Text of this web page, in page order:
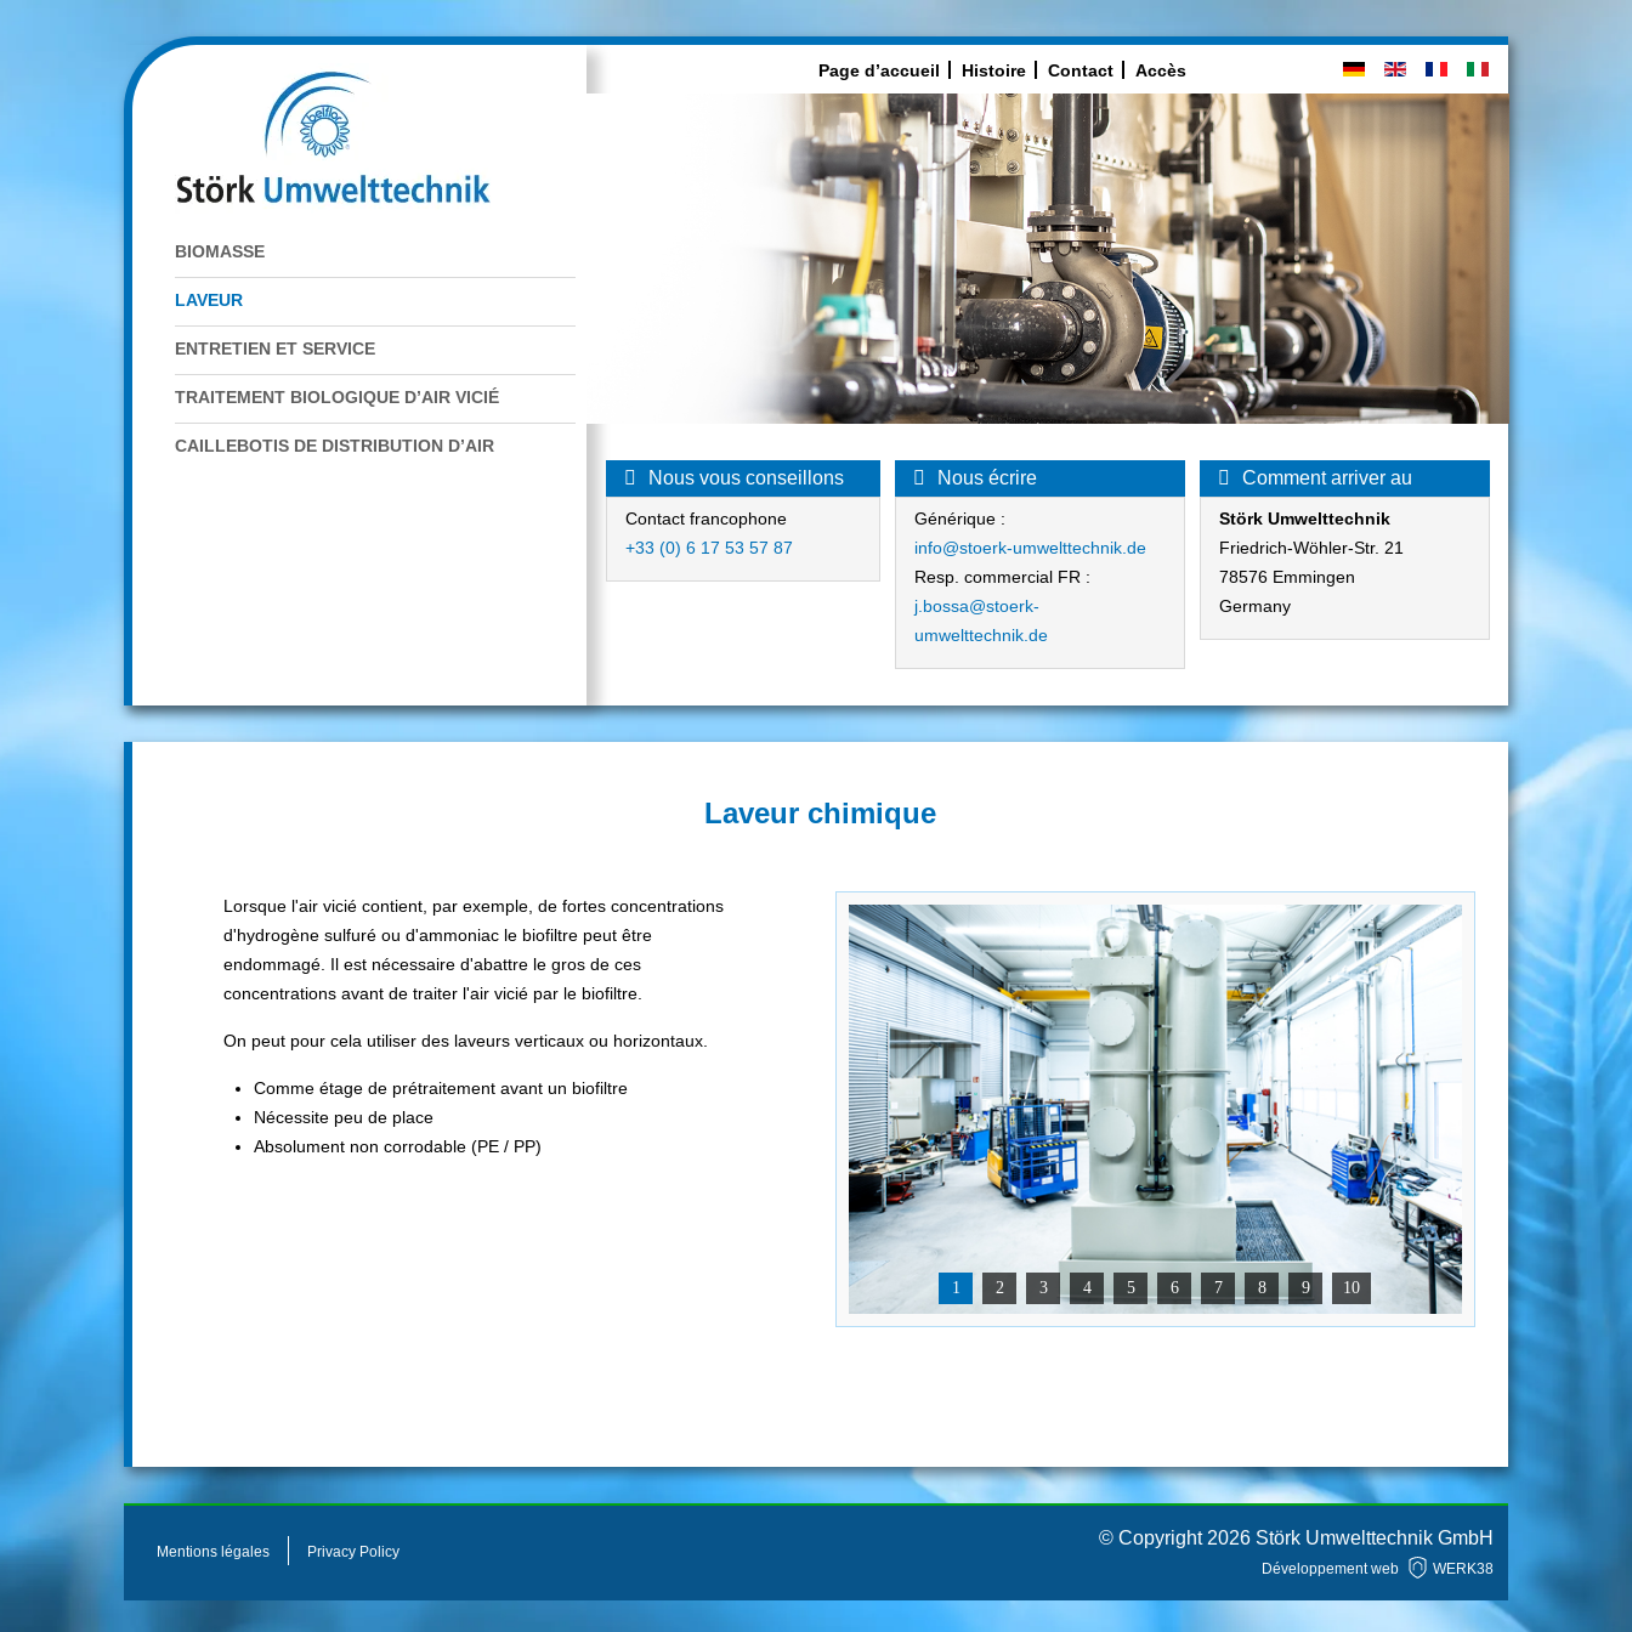
BIOMASSE
LAVEUR
ENTRETIEN ET SERVICE
TRAITEMENT BIOLOGIQUE D’AIR VICIÉ
CAILLEBOTIS DE DISTRIBUTION D’AIR
Page d’accueil Histoire Contact Accès
Nous vous conseillons
Contact francophone
+33 (0) 6 17 53 57 87
Nous écrire
Générique :
info@stoerk-umwelttechnik.de
Resp. commercial FR :
j.bossa@stoerk-
umwelttechnik.de
Comment arriver au
Störk Umwelttechnik
Friedrich-Wöhler-Str. 21
78576 Emmingen
Germany
Laveur chimique
Lorsque l'air vicié contient, par exemple, de fortes concentrations
d'hydrogène sulfuré ou d'ammoniac le biofiltre peut être
endommagé. Il est nécessaire d'abattre le gros de ces
concentrations avant de traiter l'air vicié par le biofiltre.
On peut pour cela utiliser des laveurs verticaux ou horizontaux.
Comme étage de prétraitement avant un biofiltre
Nécessite peu de place
Absolument non corrodable (PE / PP)
1 2 3 4 5 6 7 8 9 10
Mentions légales Privacy Policy
© Copyright 2026 Störk Umwelttechnik GmbH
Développement web WERK38